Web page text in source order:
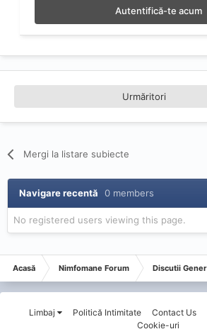
Autentifică-te acum
Urmăritori
Mergi la listare subiecte
Navigare recentă 0 members
No registered users viewing this page.
Acasă Nimfomane Forum Discutii
Limbaj Politică Intimitate Contact Us
Cookie-uri